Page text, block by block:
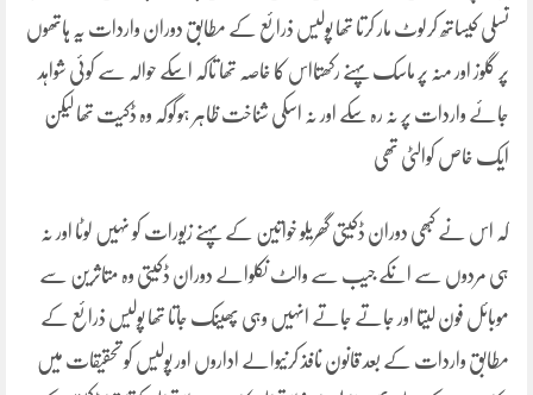
تسلی کیساتھ کرلوٹ مار کرتا تھا پولیس ذرائع کے مطابق دوران واردات یہ ہاتھوں
پر گلوز اور منہ پر ماسک پہنے رکھتااس کا خاصہ تھا تاکہ اسکے حوالہ سے کوئی شواہد
جائے واردات پر نہ رہ سکے اور نہ اسکی شناخت ظاہر ہوگوکہ وہ ڈکیت تھا لیکن
ایک خاص کوالٹی تھی
کہ اس نے کبھی دوران ڈکیتی گھریلو خواتین کے پہنے زیورات کو نہیں لوٹا اور نہ
ہی مردوں سے انکے جیب سے والٹ نکلوالے دوران ڈکیتی وہ متاثرین سے
موبائل فون لیتا اور جاتے جاتے انہیں وہی پھینک جاتا تھا پولیس ذرائع کے
مطابق واردات کے بعد قانون نافذ کرنیوالے اداروں اور پولیس کو تحقیقات میں